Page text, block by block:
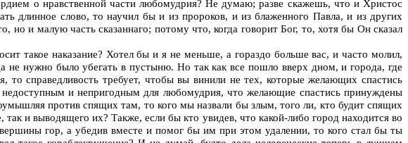
о нравственной части любомудрия? Не думаю; разве скажешь, что и Христос
длинное слово, то научил бы и из пророков, и из блаженного Павла, и из других
и малую часть сказаннаго; потому что, когда говорит Бог, то, хотя бы Он сказал
такое наказание? Хотел бы и я не меньше, а гораздо больше вас, и часто молил,
не нужно было убегать в пустыню. Но так как все пошло вверх дном, и города, где
справедливость требует, чтобы вы винили не тех, которые желающих спастись
и непригодным для любомудрия, что желающие спастись принуждены
против спящих там, то кого мы назвали бы злым, того ли, кто будит спящих
и выводящего их? Также, если бы кто увидев, что какой-либо город находится во
гор, а убедив вместе и помог бы им при этом удалении, то кого стал бы ты